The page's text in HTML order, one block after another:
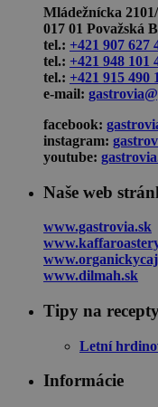
Mládežnícka
017 01 Považská
tel.: +421 907 627
tel.: +421 948 101
tel.: +421 915 490
e-mail:
facebook:
instagram:
youtube:
Naše web
www.gastrovia.sk
www.dilmah.sk
Tipy na
Letní
Informácie